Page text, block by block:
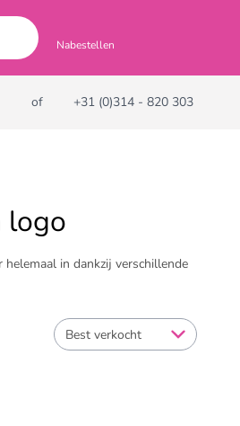
Nabestellen
of +31 (0)314 - 820 303
logo
in dankzij verschillende
Best verkocht